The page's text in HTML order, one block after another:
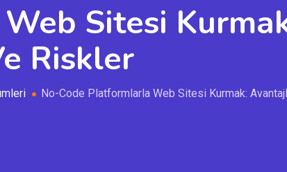
Sitesi
Riskler
No-Code Platformlarla Web Sitesi Kurmak: